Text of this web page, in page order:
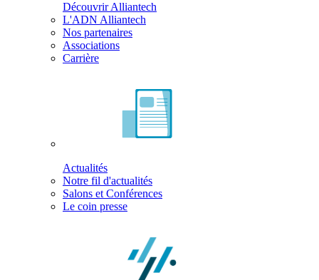
Découvrir Alliantech
L'ADN Alliantech
Nos partenaires
Associations
Carrière
Actualités
Notre fil d'actualités
Salons et Conférences
Le coin presse